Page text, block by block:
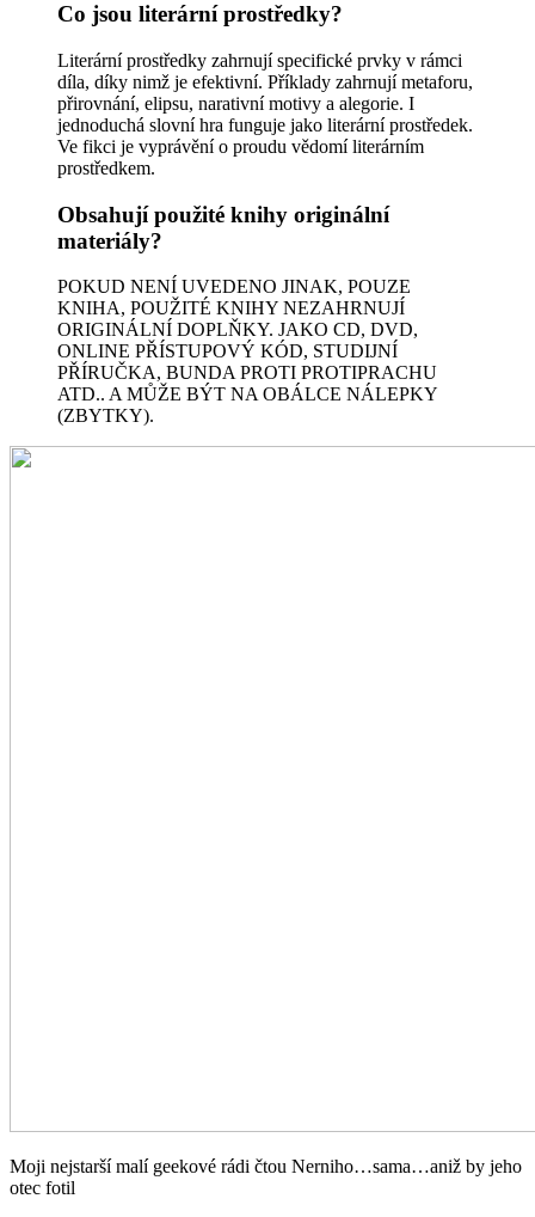
Co jsou literární prostředky?
Literární prostředky zahrnují specifické prvky v rámci
díla, díky nimž je efektivní. Příklady zahrnují metaforu,
přirovnání, elipsu, narativní motivy a alegorie. I
jednoduchá slovní hra funguje jako literární prostředek.
Ve fikci je vyprávění o proudu vědomí literárním
prostředkem.
Obsahují použité knihy originální
materiály?
POKUD NENÍ UVEDENO JINAK, POUZE
KNIHA, POUŽITÉ KNIHY NEZAHRNUJÍ
ORIGINÁLNÍ DOPLŇKY. JAKO CD, DVD,
ONLINE PŘÍSTUPOVÝ KÓD, STUDIJNÍ
PŘÍRUČKA, BUNDA PROTI PROTIPRACHU
ATD.. A MŮŽE BÝT NA OBÁLCE NÁLEPKY
(ZBYTKY).
Moji nejstarší malí geekové rádi čtou Nerniho…sama…aniž by jeho
otec fotil